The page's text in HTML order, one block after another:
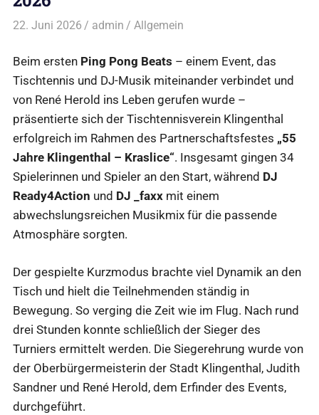
22. Juni 2026 admin Allgemein
Beim ersten Ping Pong Beats – einem Event, das
Tischtennis und DJ-Musik miteinander verbindet und
von René Herold ins Leben gerufen wurde –
präsentierte sich der Tischtennisverein Klingenthal
erfolgreich im Rahmen des Partnerschaftsfestes „55
Jahre Klingenthal – Kraslice“. Insgesamt gingen 34
Spielerinnen und Spieler an den Start, während DJ
Ready4Action und DJ _faxx mit einem
abwechslungsreichen Musikmix für die passende
Atmosphäre sorgten.
Der gespielte Kurzmodus brachte viel Dynamik an den
Tisch und hielt die Teilnehmenden ständig in
Bewegung. So verging die Zeit wie im Flug. Nach rund
drei Stunden konnte schließlich der Sieger des
Turniers ermittelt werden. Die Siegerehrung wurde von
der Oberbürgermeisterin der Stadt Klingenthal, Judith
Sandner und René Herold, dem Erfinder des Events,
durchgeführt.